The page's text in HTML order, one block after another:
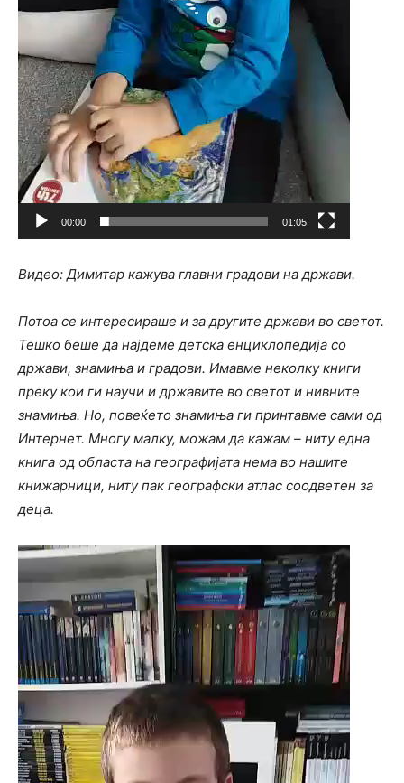
00:00 01:05
Видео: Димитар кажува главни градови на држави.
Потоа се интересираше и за другите држави во светот.
Тешко беше да најдеме детска енциклопедија со
држави, знамиња и градови. Имавме неколку книги
преку кои ги научи и државите во светот и нивните
знамиња. Но, повеќето знамиња ги принтавме сами од
Интернет. Многу малку, можам да кажам – ниту една
книга од областа на географијата нема во нашите
книжарници, ниту пак географски атлас соодветен за
деца.
Video
Player